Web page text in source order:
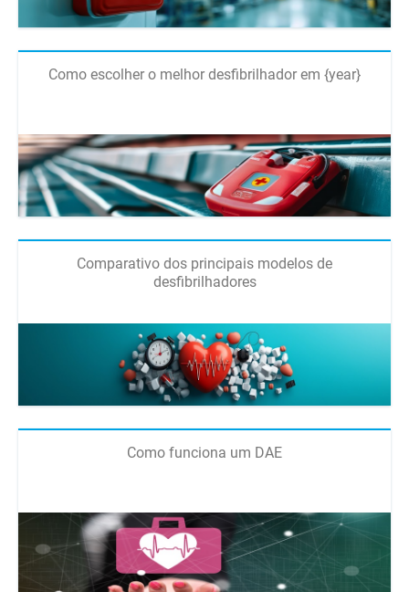
Como escolher o melhor desfibrilhador em {year}
Comparativo dos principais modelos de
desfibrilhadores
Como funciona um DAE